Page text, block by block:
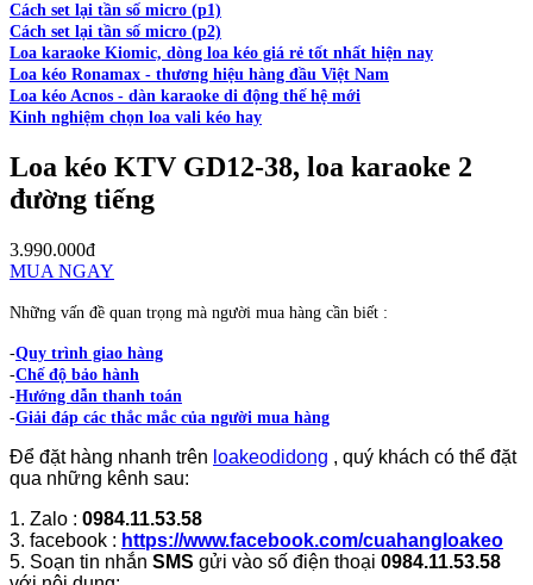
Cách set lại tần số micro (p1)
Cách set lại tần số micro (p2)
Loa karaoke Kiomic, dòng loa kéo giá rẻ tốt nhất hiện nay
Loa kéo Ronamax - thương hiệu hàng đầu Việt Nam
Loa kéo Acnos - dàn karaoke di động thế hệ mới
Kinh nghiệm chọn loa vali kéo hay
Loa kéo KTV GD12-38, loa karaoke 2
đường tiếng
3.990.000đ
MUA NGAY
Những vấn đề quan trọng mà người mua hàng cần biết :
-Quy trình giao hàng
-Chế độ bảo hành
-Hướng dẫn thanh toán
-Giải đáp các thắc mắc của người mua hàng
Để đặt hàng nhanh trên loakeodidong , quý khách có thể đặt
qua những kênh sau:
1. Zalo : 0984.11.53.58
3. facebook : https://www.facebook.com/cuahangloakeo
5. Soạn tin nhắn SMS gửi vào số điện thoại 0984.11.53.58